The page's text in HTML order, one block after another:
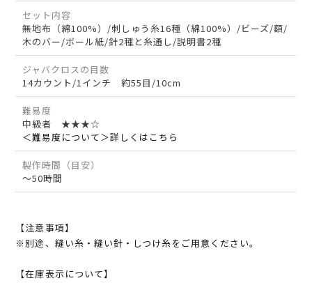
セット内容
無地布（綿100%）/刺しゅう糸16種（綿100%）/ビーズ/額/
木のバー/ボール紙/針2種と糸通し/説明書2種
ジャバクロスの目数
14カウント/1インチ 約55目/10cm
難易度
中級者 ★★★☆
＜難易度について＞詳しくはこちら
製作時間（目安）
～50時間
【注意事項】
※別途、縫い糸・縫い針・しつけ糸をご用意ください。
【在庫表示について】